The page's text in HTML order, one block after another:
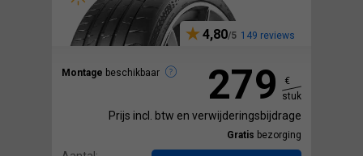
4,80 149 reviews
Montage beschikbaar 279
€
stuk
Prijs incl. btw en verwijderingsbijdrage
Gratis bezorging